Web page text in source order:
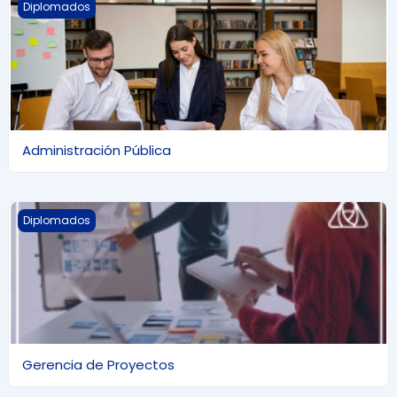
Diplomados
Administración Pública
Gerencia de Proyectos
Diplomados
Gerencia de Proyectos